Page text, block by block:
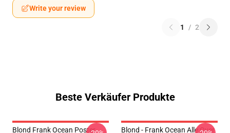
Write your review
1 / 2
Beste Verkäufer Produkte
Blond Frank Ocean Poster
Blond - Frank Ocean Alle Over